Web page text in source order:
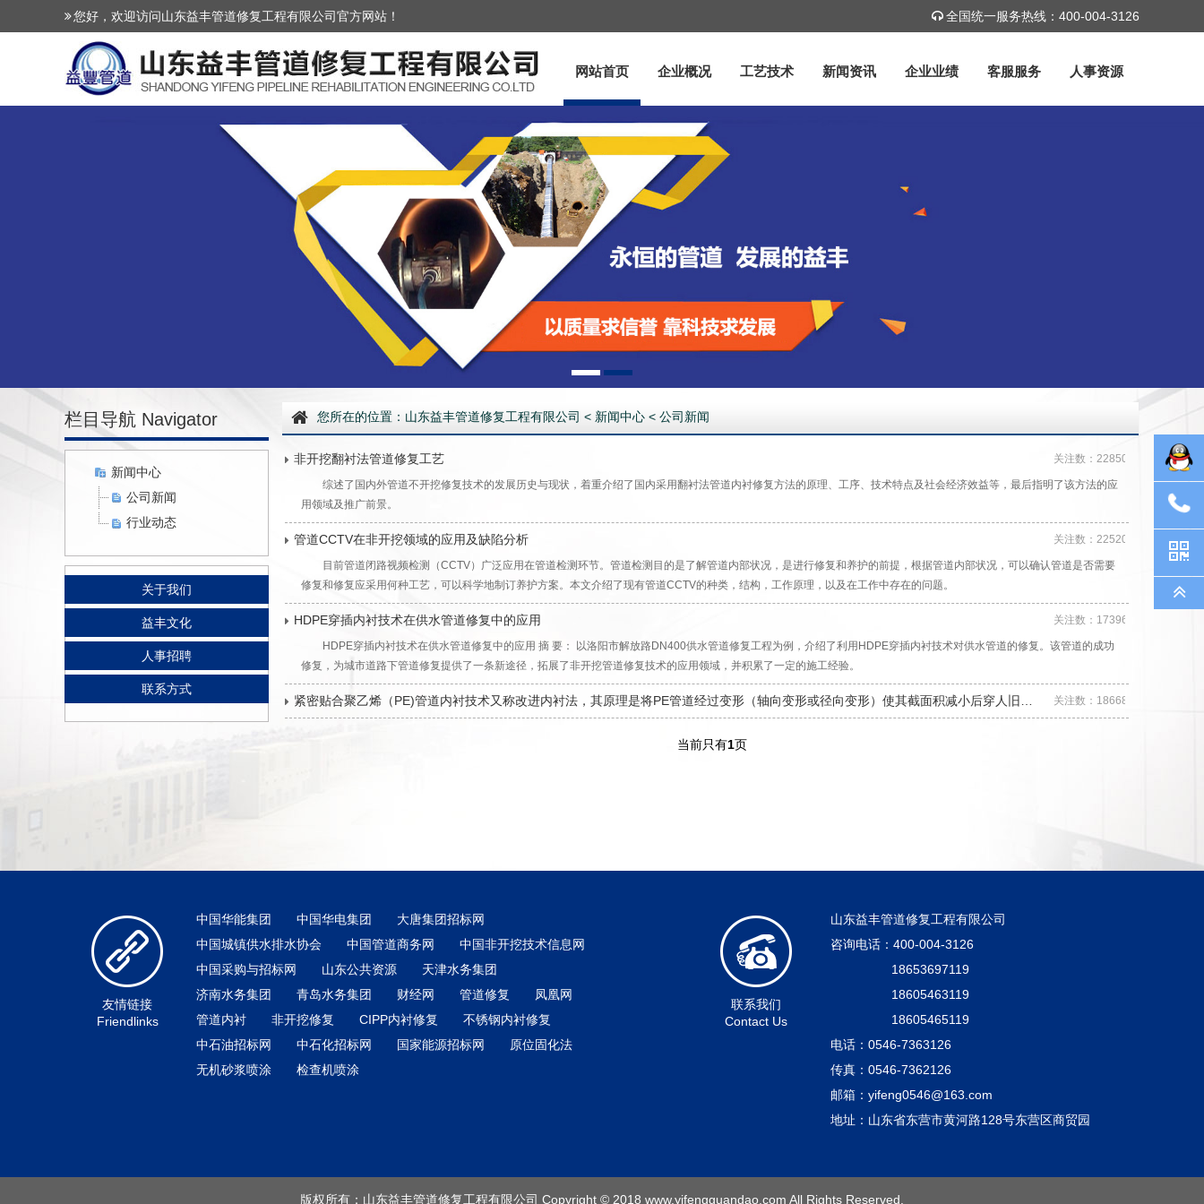
您好，欢迎访问山东益丰管道修复工程有限公司官方网站！ 全国统一服务热线：400-004-3126
网站首页 企业概况 工艺技术 新闻资讯 企业业绩 客服服务 人事资源
栏目导航 Navigator
新闻中心
公司新闻
行业动态
关于我们
益丰文化
人事招聘
联系方式
您所在的位置： 山东益丰管道修复工程有限公司 < 新闻中心 < 公司新闻
非开挖翻衬法管道修复工艺 关注数：22850
综述了国内外管道不开挖修复技术的发展历史与现状，着重介绍了国内采用翻衬法管道内衬修复方法的原理、工序、技术特点及社会经济效益等，最后指明了该方法的应
用领域及推广前景。
管道CCTV在非开挖领域的应用及缺陷分析 关注数：22520
目前管道闭路视频检测（CCTV）广泛应用在管道检测环节。管道检测目的是了解管道内部状况，是进行修复和养护的前提，根据管道内部状况，可以确认管道是否需要
修复和修复应采用何种工艺，可以科学地制订养护方案。本文介绍了现有管道CCTV的种类，结构，工作原理，以及在工作中存在的问题。
HDPE穿插内衬技术在供水管道修复中的应用 关注数：17396
HDPE穿插内衬技术在供水管道修复中的应用 摘 要： 以洛阳市解放路DN400供水管道修复工程为例，介绍了利用HDPE穿插内衬技术对供水管道的修复。该管道的成功
修复，为城市道路下管道修复提供了一条新途径，拓展了非开挖管道修复技术的应用领域，并积累了一定的施工经验。
紧密贴合聚乙烯（PE)管道内衬技术又称改进内衬法，其原理是将PE管道经过变形（轴向变形或径向变形）使其截面积减小后穿人旧… 关注数：18668
当前只有1页
友情链接
Friendlinks
中国华能集团 中国华电集团
大唐集团招标网
中国城镇供水排水协会
中国管道商务网
中国非开挖技术信息网
中国采购与招标网
山东公共资源
天津水务集团
济南水务集团
青岛水务集团 财经网 管道修复
凤凰网
管道内衬
非开挖修复 CIPP内衬修复
不锈钢内衬修复
中石油招标网
中石化招标网 国家能源招标网
原位固化法
无机砂浆喷涂
检查机喷涂
联系我们
Contact Us
山东益丰管道修复工程有限公司
咨询电话：400-004-3126
18653697119
18605463119
18605465119
电话：0546-7363126
传真：0546-7362126
邮箱： yifeng0546@163.com
地址：山东省东营市黄河路128号东营区商贸园
版权所有：山东益丰管道修复工程有限公司 Copyright © 2018 www.yifengguandao.com All Rights Reserved.